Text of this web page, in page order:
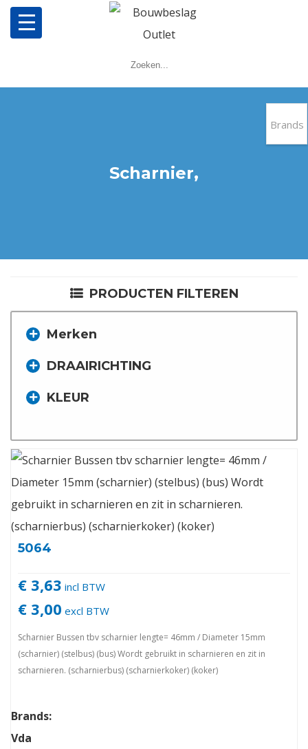
Contact
Scharnier,
PRODUCTEN FILTEREN
Merken
DRAAIRICHTING
KLEUR
5064
€ 3,63 incl BTW
€ 3,00 excl BTW
Scharnier Bussen tbv scharnier lengte= 46mm / Diameter 15mm
(scharnier) (stelbus) (bus) Wordt gebruikt in scharnieren en zit in
scharnieren. (scharnierbus) (scharnierkoker) (koker)
Brands:
Vda
Brands